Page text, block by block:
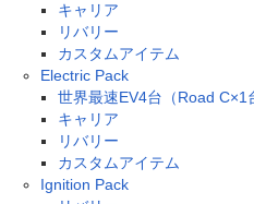
キャリア
リバリー
カスタムアイテム
Electric Pack
世界最速EV4台（Road C×1
キャリア
リバリー
カスタムアイテム
Ignition Pack